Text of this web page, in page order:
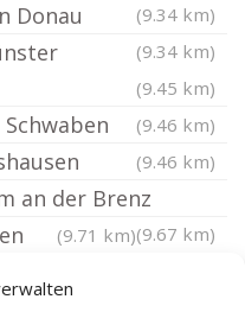
(9.34 km)
Donau
(9.34 km)
(9.45 km)
(9.46 km)
(9.46 km)
an der Brenz
(9.67 km)
(9.71 km)